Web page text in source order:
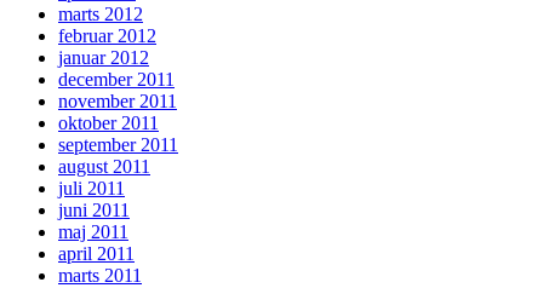
marts 2012
februar 2012
januar 2012
december 2011
november 2011
oktober 2011
september 2011
august 2011
juli 2011
juni 2011
maj 2011
april 2011
marts 2011